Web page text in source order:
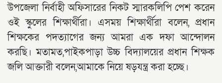
উপজেলা নির্বাহী অফিসারের নিকট স্মারকলিপি পেশ করেন
ওই স্কুলের শিক্ষার্থীরা। এসময় শিক্ষার্থীরা বলেন, প্রধান
শিক্ষকের পদত্যাগের জন্য আমরা এক দফা আন্দোলন
করছি। মতামত,পাইকপাড়া উচ্চ বিদ্যালয়ের প্রধান শিক্ষক
জলি আক্তারী বলেন,আমাকে নিয়ে ষড়যন্ত্র করা হচ্ছে।